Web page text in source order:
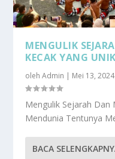
MENGULIK
KECAK YANG
olehAdmin | Mei 13, 2024
Mengulik Sejarah Dan
Mendunia Tentunya
BACA